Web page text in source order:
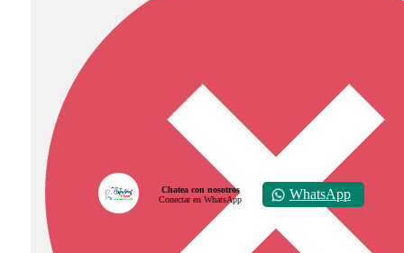
Chatea con nosotros
Conectar en WhatsApp
WhatsApp